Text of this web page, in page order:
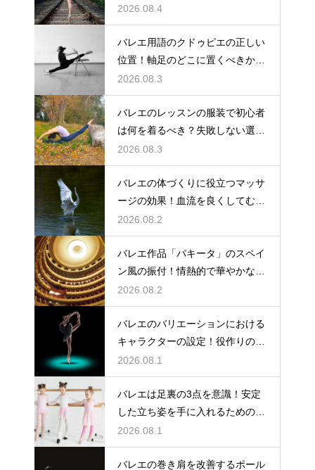
に
2026.08.4
バレエ用語のクドゥピエの正しい
位置！軸足のどこに置くべきかを
徹底解説
2026.08.3
バレエのレッスンの服装で初心者
は何を着るべき？失敗しない選び
方
2026.08.3
バレエの体づくりに役立つマッサ
ージの効果！血流を良くしてむく
みスッキリ
2026.08.2
バレエ作品「パキータ」のスペイ
ン風の振付！情熱的で華やかな舞
台の魅力
2026.08.2
バレエのバリエーションにおける
キャラクターの設定！役作りの重
要性
2026.08.1
バレエは足裏の3点を意識！安定
した立ち姿を手に入れるための秘
訣
2026.08.1
バレエの巻き肩を改善するポール